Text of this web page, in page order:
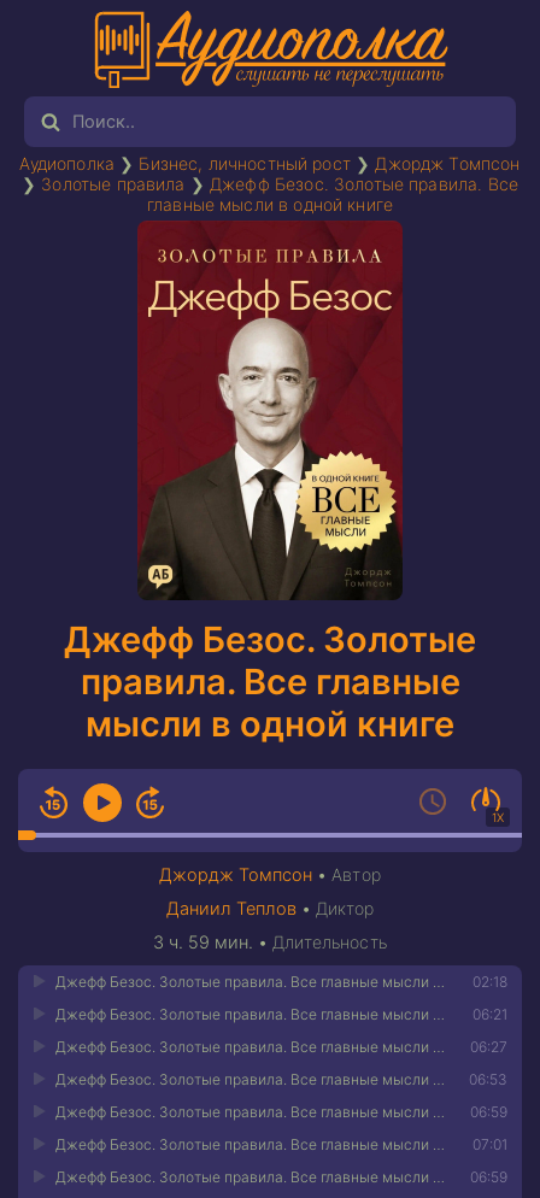
Аудиополка ❯ Бизнес, личностный рост ❯ Джордж Томпсон
❯ Золотые правила ❯ Джефф Безос. Золотые правила. Все
главные мысли в одной книге
Джефф Безос. Золотые
правила. Все главные
мысли в одной книге
1X
Джордж Томпсон • Автор
Даниил Теплов • Диктор
3 ч. 59 мин. • Длительность
02:18
06:21
06:27
06:53
06:59
07:01
06:59